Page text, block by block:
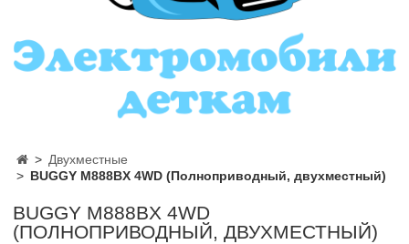
Двухместные
BUGGY M888BX 4WD (Полноприводный, двухместный)
BUGGY M888BX 4WD
(ПОЛНОПРИВОДНЫЙ, ДВУХМЕСТНЫЙ)